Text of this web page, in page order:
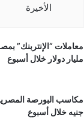
الأخيرة
مليار دولار خلال أسبوع
جنيه خلال أسبوع